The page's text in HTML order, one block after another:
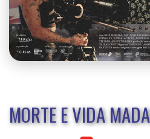
MORTE E VIDA